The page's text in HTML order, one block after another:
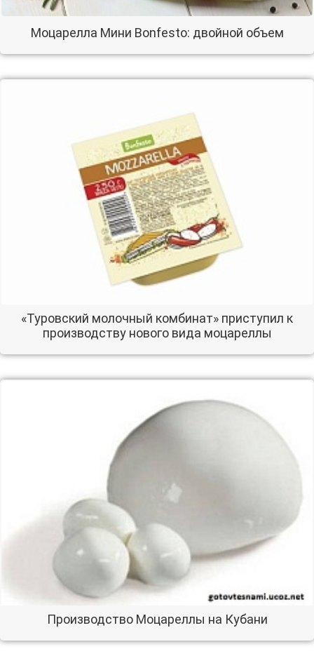
Моцарелла Мини Bonfesto: двойной объем
«Туровский молочный комбинат» приступил к
производству нового вида моцареллы
Производство Моцареллы на Кубани